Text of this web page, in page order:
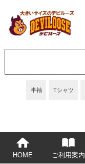
半袖 Tシャツ
HOME ご利用案内